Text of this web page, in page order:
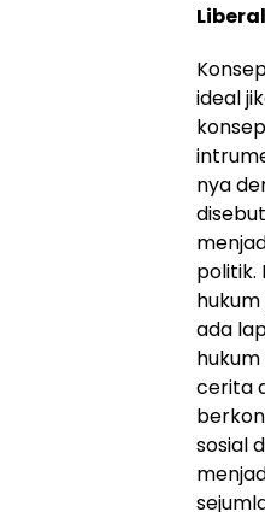
ideal
nya
politik.
ada
cerita
sosial